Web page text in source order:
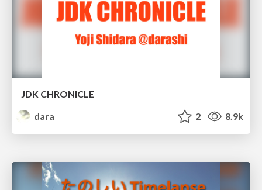
JDK CHRONICLE
dara
2 8.9k